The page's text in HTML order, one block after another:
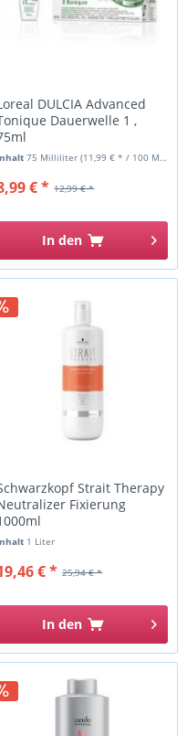
DULCIA Advanced
Dauerwelle 1 ,
75 Milliliter(11,99 € * / 100 Milliliter)
12,99 € *
€ *
In den
Strait Therapy
Fixierung
1 Liter
25,94 € *
€ *
In den